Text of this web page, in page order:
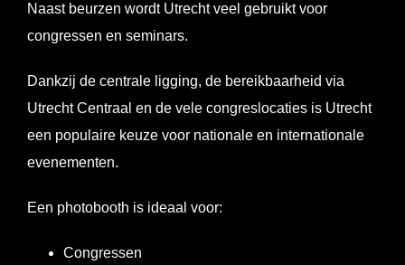
Naast beurzen wordt Utrecht veel gebruikt voor
congressen en seminars.
Dankzij de centrale ligging, de bereikbaarheid via
Utrecht Centraal en de vele congreslocaties is Utrecht
een populaire keuze voor nationale en internationale
evenementen.
Een photobooth is ideaal voor:
Congressen